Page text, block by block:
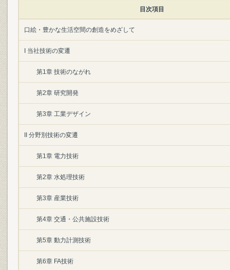
目次項目
口絵・豊かな生活空間の創造をめざして
I 当社技術の変遷
第1章 技術のながれ
第2章 研究開発
第3章 工業デザイン
II 分野別技術の変遷
第1章 電力技術
第2章 水処理技術
第3章 産業技術
第4章 交通・公共施設技術
第5章 動力計測技術
第6章 FA技術